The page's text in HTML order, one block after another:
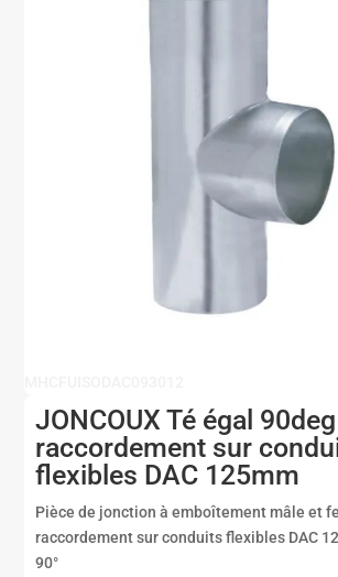
JONCOUX Té égal
raccordement sur
flexibles DAC 125mm
Pièce de jonction à emboîtement mâle et
raccordement sur conduits flexibles DAC
90°